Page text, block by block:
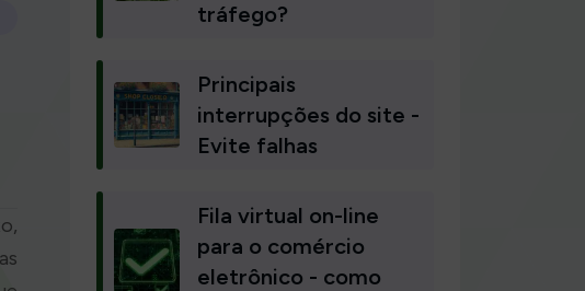
tráfego?
Principais
interrupções do site -
Evite falhas
Fila virtual on-line
para o comércio
eletrônico - como